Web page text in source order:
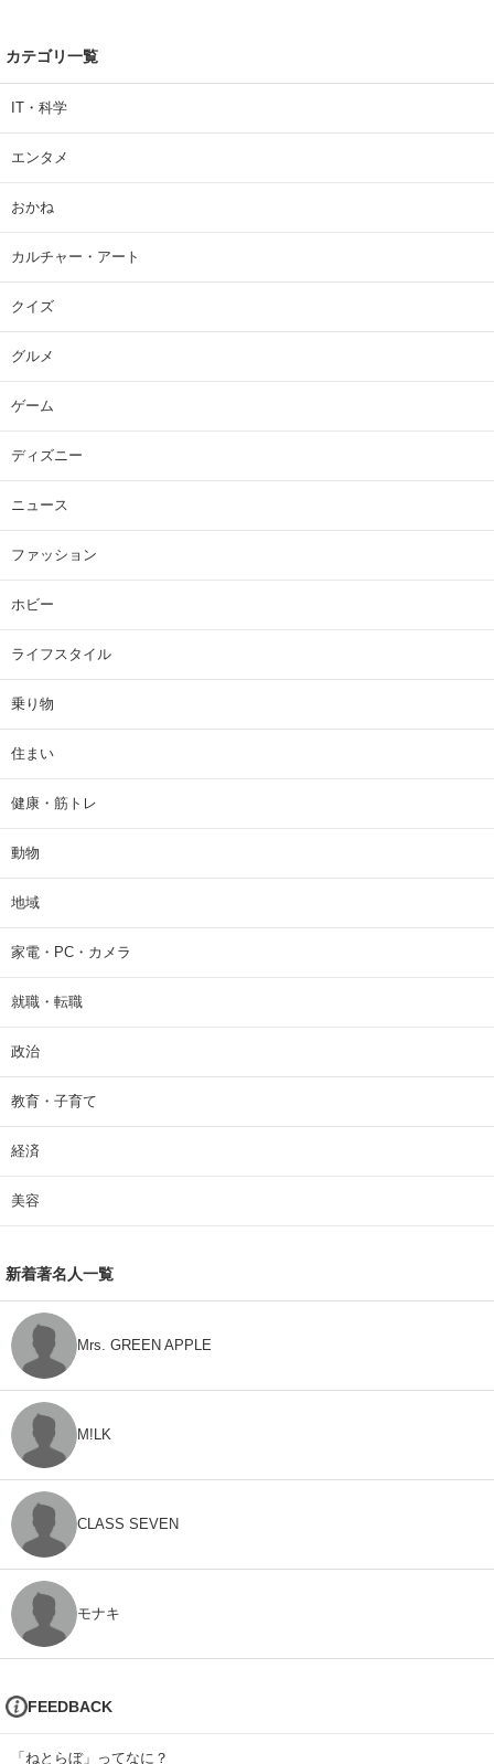
カテゴリ一覧
IT・科学
エンタメ
おかね
カルチャー・アート
クイズ
グルメ
ゲーム
ディズニー
ニュース
ファッション
ホビー
ライフスタイル
乗り物
住まい
健康・筋トレ
動物
地域
家電・PC・カメラ
就職・転職
政治
教育・子育て
経済
美容
新着著名人一覧
Mrs. GREEN APPLE
M!LK
CLASS SEVEN
モナキ
FEEDBACK
「ねとらぼ」ってなに？